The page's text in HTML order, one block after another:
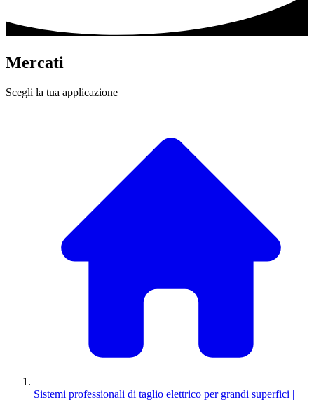
Mercati
Scegli la tua applicazione
Sistemi professionali di taglio elettrico per grandi superfici |